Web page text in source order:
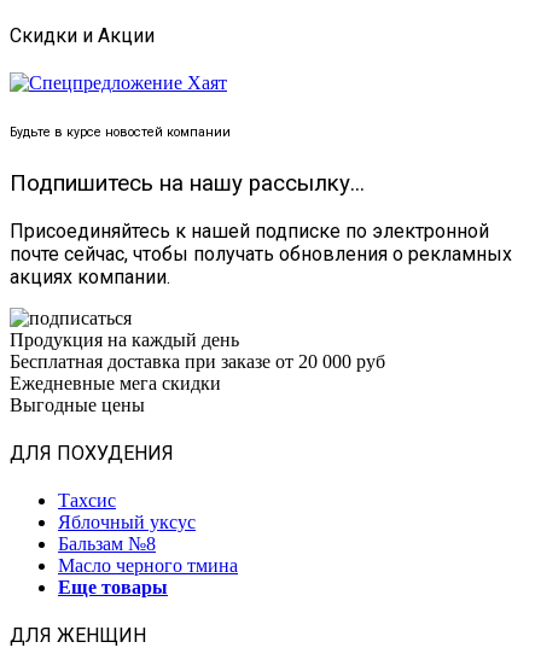
Скидки и Акции
Будьте в курсе новостей компании
Подпишитесь на нашу рассылку...
Присоединяйтесь к нашей подписке по электронной
почте сейчас, чтобы получать обновления о рекламных
акциях компании.
Продукция на каждый день
Бесплатная доставка при заказе от 20 000 руб
Ежедневные мега скидки
Выгодные цены
ДЛЯ ПОХУДЕНИЯ
Тахсис
Яблочный уксус
Бальзам №8
Масло черного тмина
Еще товары
ДЛЯ ЖЕНЩИН